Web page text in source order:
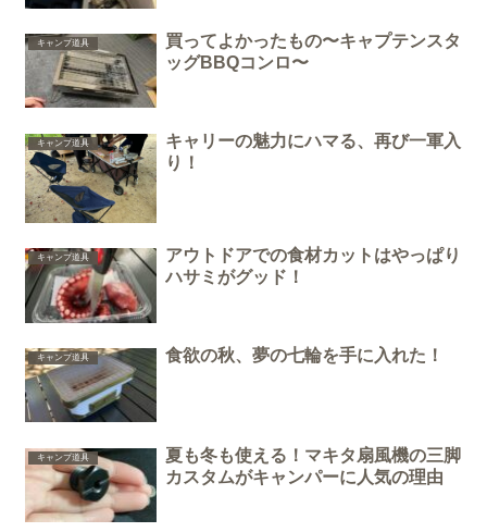
キャンプ道具
買ってよかったもの〜キャプテンスタ
ッグBBQコンロ〜
キャンプ道具
キャリーの魅力にハマる、再び一軍入
り！
キャンプ道具
アウトドアでの食材カットはやっぱり
ハサミがグッド！
キャンプ道具 食欲の秋、夢の七輪を手に入れた！
キャンプ道具
夏も冬も使える！マキタ扇風機の三脚
カスタムがキャンパーに人気の理由